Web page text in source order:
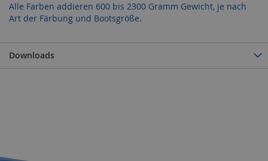
Alle Farben addieren 600 bis 2300 Gramm Gewicht, je nach
Art der Färbung und Bootsgröße.
Downloads